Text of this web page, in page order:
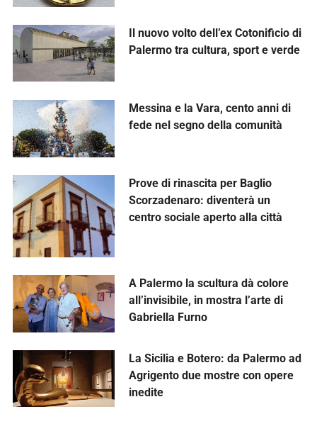
Il nuovo volto dell’ex Cotonificio di
Palermo tra cultura, sport e verde
Messina e la Vara, cento anni di
fede nel segno della comunità
Prove di rinascita per Baglio
Scorzadenaro: diventerà un
centro sociale aperto alla città
A Palermo la scultura dà colore
all’invisibile, in mostra l’arte di
Gabriella Furno
La Sicilia e Botero: da Palermo ad
Agrigento due mostre con opere
inedite